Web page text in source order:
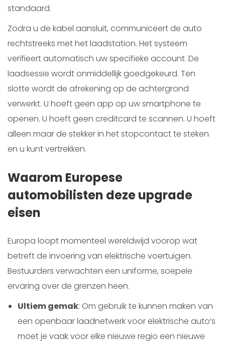
standaard.
Zodra u de kabel aansluit, communiceert de auto
rechtstreeks met het laadstation. Het systeem
verifieert automatisch uw specifieke account. De
laadsessie wordt onmiddellijk goedgekeurd. Ten
slotte wordt de afrekening op de achtergrond
verwerkt. U hoeft geen app op uw smartphone te
openen. U hoeft geen creditcard te scannen. U hoeft
alleen maar de stekker in het stopcontact te steken
en u kunt vertrekken.
Waarom Europese
automobilisten deze upgrade
eisen
Europa loopt momenteel wereldwijd voorop wat
betreft de invoering van elektrische voertuigen.
Bestuurders verwachten een uniforme, soepele
ervaring over de grenzen heen.
Ultiem gemak: Om gebruik te kunnen maken van
een openbaar laadnetwerk voor elektrische auto’s
moet je vaak voor elke nieuwe regio een nieuwe